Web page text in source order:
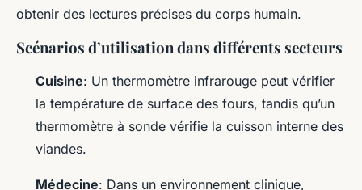
obtenir des lectures précises du corps humain.
Scénarios d’utilisation dans différents secteurs
Cuisine: Un thermomètre infrarouge peut vérifier
la température de surface des fours, tandis qu’un
thermomètre à sonde vérifie la cuisson interne des
viandes.
Médecine: Dans un environnement clinique,